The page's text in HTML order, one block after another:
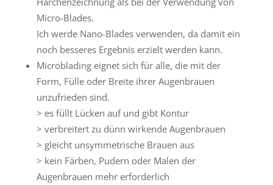
Micro-Blades.
Ich werde Nano-Blades verwenden, da damit ein
noch besseres Ergebnis erzielt werden kann.
Microblading eignet sich für alle, die mit der
Form, Fülle oder Breite ihrer Augenbrauen
unzufrieden sind.
> es füllt Lücken auf und gibt Kontur
> verbreitert zu dünn wirkende Augenbrauen
> gleicht unsymmetrische Brauen aus
> kein Färben, Pudern oder Malen der
Augenbrauen mehr erforderlich